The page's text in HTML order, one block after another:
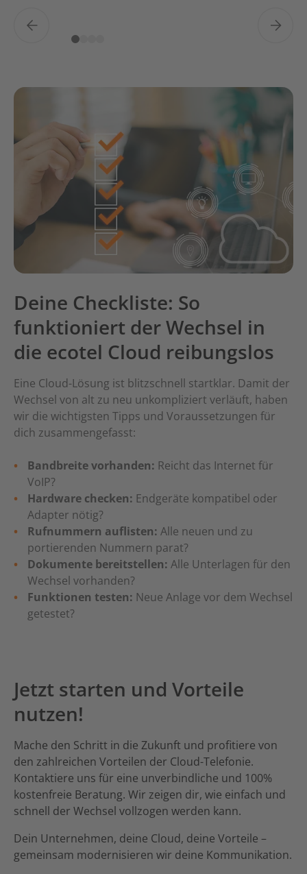
Deine Checkliste: So
funktioniert der Wechsel in
die ecotel Cloud reibungslos
Eine Cloud-Lösung ist blitzschnell startklar. Damit der
Wechsel von alt zu neu unkompliziert verläuft, haben
wir die wichtigsten Tipps und Voraussetzungen für
dich zusammengefasst:
Bandbreite vorhanden: Reicht das Internet für
VoIP?
Hardware checken: Endgeräte kompatibel oder
Adapter nötig?
Rufnummern auflisten: Alle neuen und zu
portierenden Nummern parat?
Dokumente bereitstellen: Alle Unterlagen für den
Wechsel vorhanden?
Funktionen testen: Neue Anlage vor dem Wechsel
getestet?
Jetzt starten und Vorteile
nutzen!
Mache den Schritt in die Zukunft und profitiere von
den zahlreichen Vorteilen der Cloud-Telefonie.
Kontaktiere uns für eine unverbindliche und 100%
kostenfreie Beratung. Wir zeigen dir, wie einfach und
schnell der Wechsel vollzogen werden kann.
Dein Unternehmen, deine Cloud, deine Vorteile –
gemeinsam modernisieren wir deine Kommunikation.